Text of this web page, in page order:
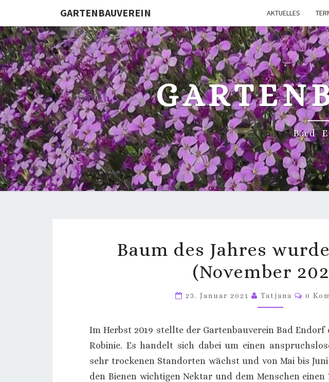
GARTENBAUVEREIN AKTUELLES
Bad
DES
JAHRES
WURDE
GEPFLANZT
2020)
Baum des Jahres
(November
23. Januar 2021 Tatjana 0
Im Herbst 2019 stellte der Gartenbauverein Bad Endorf
Robinie. Es handelt sich dabei um einen
sehr trockenen Standorten wächst und von Mai bis
den Bienen wichtigen Nektar und dem Menschen